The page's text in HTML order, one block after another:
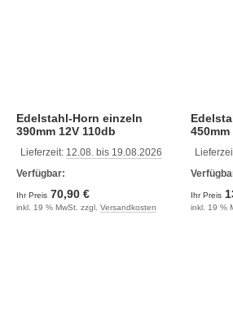
Edelstahl-Horn einzeln
390mm 12V 110db
Lieferzeit: 12.08. bis 19.08.2026
Verfügbar:
Ihr Preis 70,90 €
inkl. 19 % MwSt. zzgl. Versandkosten
Ihr Preis
inkl. 19 %